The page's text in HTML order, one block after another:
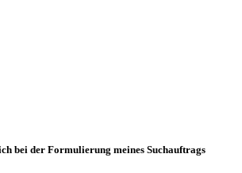
bei der Formulierung meines Suchauftrags